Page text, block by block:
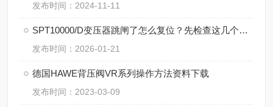
发布时间：2024-11-11
SPT10000/D变压器跳闸了怎么复位？先检查这几个地方
发布时间：2026-01-21
德国HAWE背压阀VR系列操作方法资料下载
发布时间：2023-03-09